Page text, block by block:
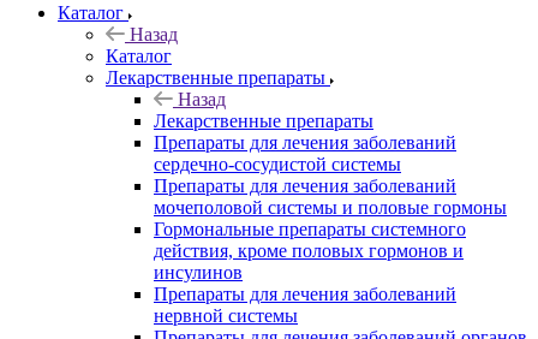
Каталог
Назад
Каталог
Лекарственные препараты
Назад
Лекарственные препараты
Препараты для лечения заболеваний
сердечно-сосудистой системы
Препараты для лечения заболеваний
мочеполовой системы и половые гормоны
Гормональные препараты системного
действия, кроме половых гормонов и
инсулинов
Препараты для лечения заболеваний
нервной системы